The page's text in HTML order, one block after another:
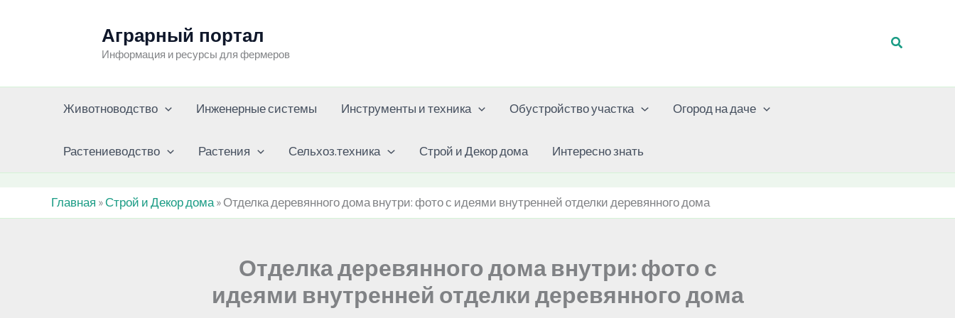
Аграрный портал
Информация и ресурсы для фермеров
Поиск
Животноводство Инженерные системы Инструменты и техника Обустройство участка Огород на даче
Растениеводство Растения Сельхоз.техника Строй и Декор дома Интересно знать
Главная »Строй и Декор дома»Отделка деревянного дома внутри: фото с идеями внутренней отделки деревянного дома
Отделка деревянного дома внутри: фото с
идеями внутренней отделки деревянного дома